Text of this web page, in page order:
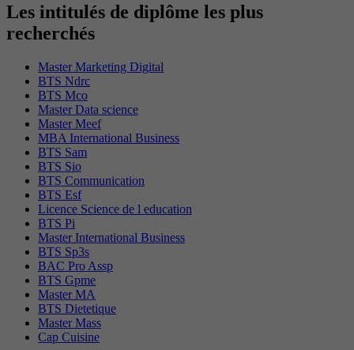
Les intitulés de diplôme les plus
recherchés
Master Marketing Digital
BTS Ndrc
BTS Mco
Master Data science
Master Meef
MBA International Business
BTS Sam
BTS Sio
BTS Communication
BTS Esf
Licence Science de l education
BTS Pi
Master International Business
BTS Sp3s
BAC Pro Assp
BTS Gpme
Master MA
BTS Dietetique
Master Mass
Cap Cuisine